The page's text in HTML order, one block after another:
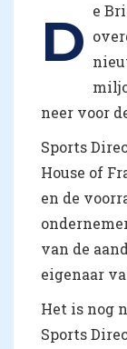
D e
neer voor
Sports
House of
en de
van de
eigenaar
Het is nog
Sports